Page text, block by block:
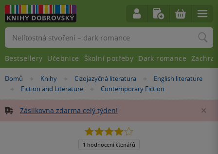
Nacházíte
Domů »Knihy »Cizojazyčná literatura »English literature
»Fiction and Literature »
Contemporary Fiction
Zásilkovna zdarma celý týden!
4.0
5
1 hodnocení čtenářů
Vyhledávání
Bestsellery Učebnice Školní potřeby Dark romance